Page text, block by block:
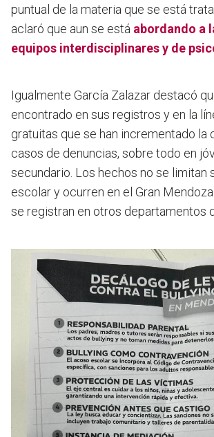
puntual de la materia que se está
aclaró que aun se está abordando a
equipos interdisciplinares y de
Igualmente García Zalazar destacó
encontrado en sus registros y en la
gratuitas que se han incrementado la
casos de denuncias, sobre todo en
secundario. Los hechos no se limitan
escolar y ocurren en el Gran
se registran en otros departamentos